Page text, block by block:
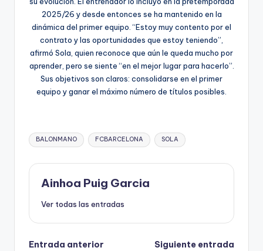
2025/26 y desde entonces se ha mantenido en la
dinámica del primer equipo. “Estoy muy contento por el
contrato y las oportunidades que estoy teniendo”,
afirmó Sola, quien reconoce que aún le queda mucho por
aprender, pero se siente “en el mejor lugar para hacerlo”.
Sus objetivos son claros: consolidarse en el primer
equipo y ganar el máximo número de títulos posibles.
BALONMANO FCBARCELONA SOLA
Ainhoa Puig Garcia
Ver todas las entradas
Entrada anterior
Siguiente entrada